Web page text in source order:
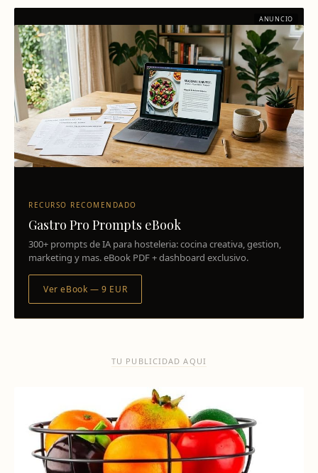
ANUNCIO
RECURSO RECOMENDADO
Gastro Pro Prompts eBook
300+ prompts de IA para hosteleria: cocina creativa, gestion,
marketing y mas. eBook PDF + dashboard exclusivo.
Ver eBook — 9 EUR
TU PUBLICIDAD AQUI